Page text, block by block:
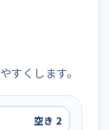
すくします。
空き 2